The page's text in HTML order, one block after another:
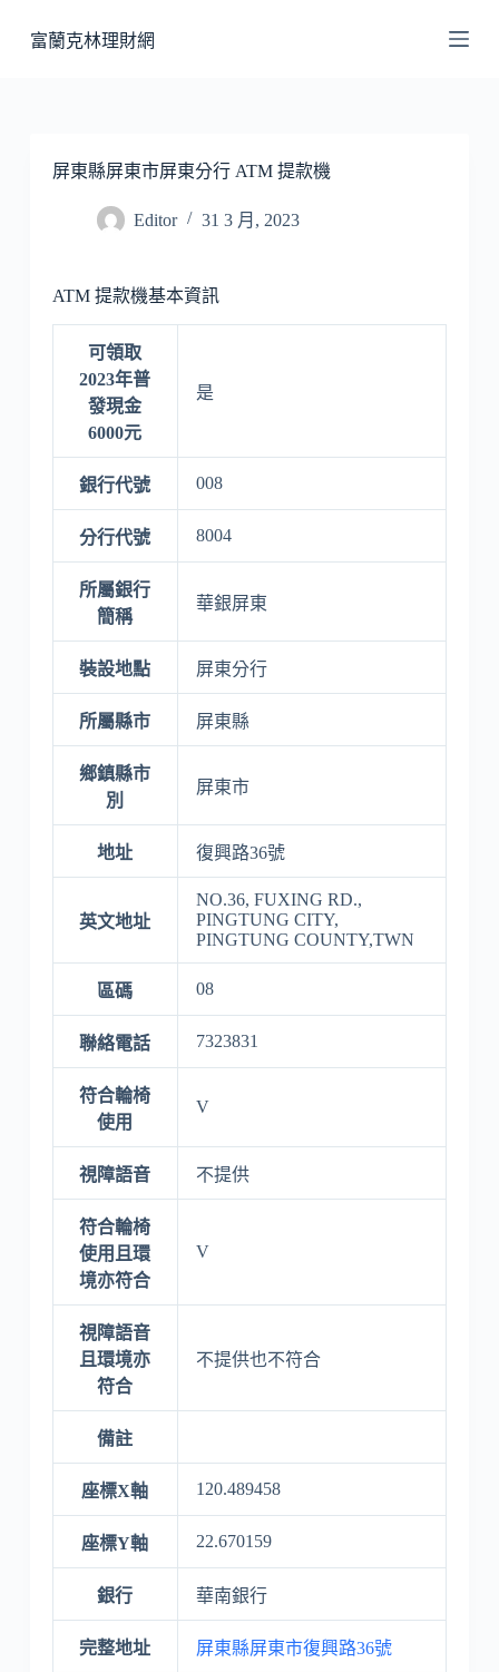
至
富蘭克林理財網
屏東縣屏東市屏東分行 ATM 提款機
Editor 31 3 月, 2023
ATM 提款機基本資訊
可領取
2023年普
發現金
6000元
是
銀行代號 008
分行代號 8004
所屬銀行
簡稱
華銀屏東
裝設地點 屏東分行
所屬縣市 屏東縣
鄉鎮縣市
別
屏東市
地址 復興路36號
英文地址
NO.36, FUXING RD.,
PINGTUNG CITY,
PINGTUNG COUNTY,TWN
區碼 08
聯絡電話 7323831
符合輪椅
使用
V
視障語音 不提供
符合輪椅
使用且環
境亦符合
V
視障語音
且環境亦
符合
不提供也不符合
備註
座標X軸 120.489458
座標Y軸 22.670159
銀行 華南銀行
完整地址 屏東縣屏東市復興路36號